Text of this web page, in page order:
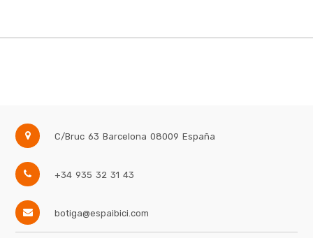
C/Bruc 63 Barcelona 08009 España
+34 935 32 31 43
botiga@espaibici.com